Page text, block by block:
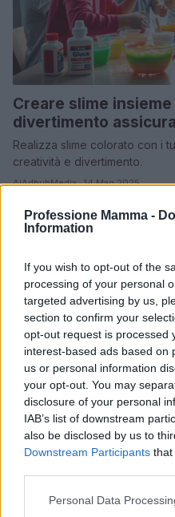
Professione Mamma -
Information
If you wish to opt-out of the
processing of your personal
targeted advertising by us,
section to confirm your
opt-out request is processed
interest-based ads based on
us or personal information
your opt-out. You may
disclosure of your personal
IAB’s list of downstream
also be disclosed by us to
Downstream Participants that
Please note that this
Personal Data
Creare slime
divertimento
Realizza slime colorato con i
creatività e divertimento.
AiAdhubMedia · 14 Mag 2025
FAI DA TE E CREATIVITÀ
Sorpresine creative:
bottoni in modo
Hai bottoni in casa? Scopri